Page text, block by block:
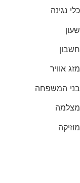
כלי נגינה
שעון
חשבון
מזג אוויר
בני המשפחה
מצלמה
מוזיקה